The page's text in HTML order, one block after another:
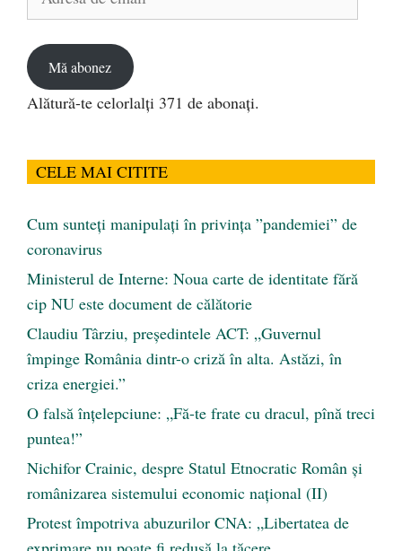
Mă abonez
Alătură-te celorlalți 371 de abonați.
CELE MAI CITITE
Cum sunteți manipulați în privința ”pandemiei” de
coronavirus
Ministerul de Interne: Noua carte de identitate fără
cip NU este document de călătorie
Claudiu Târziu, președintele ACT: „Guvernul
împinge România dintr-o criză în alta. Astăzi, în
criza energiei.”
O falsă înțelepciune: „Fă-te frate cu dracul, pînă treci
puntea!”
Nichifor Crainic, despre Statul Etnocratic Român şi
românizarea sistemului economic naţional (II)
Protest împotriva abuzurilor CNA: „Libertatea de